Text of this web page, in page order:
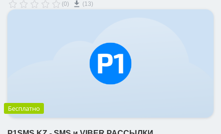
(0) (13)
Бесплатно